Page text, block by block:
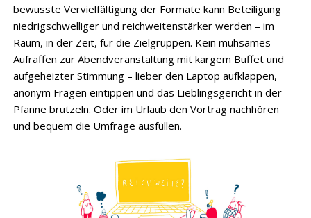
bewusste Vervielfältigung der Formate kann Beteiligung
niedrigschwelliger und reichweitenstärker werden – im
Raum, in der Zeit, für die Zielgruppen. Kein mühsames
Aufraffen zur Abendveranstaltung mit kargem Buffet und
aufgeheizter Stimmung – lieber den Laptop aufklappen,
anonym Fragen eintippen und das Lieblingsgericht in der
Pfanne brutzeln. Oder im Urlaub den Vortrag nachhören
und bequem die Umfrage ausfüllen.